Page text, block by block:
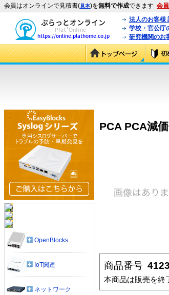
会員はオンラインで見積書(見本)を無料で作成できます 会
法人のお客様
学校・官公庁
研究機関のお
PCA PCA減
商品番号
本商品は販売を終
OpenBlocks
IoT関連
ネットワーク